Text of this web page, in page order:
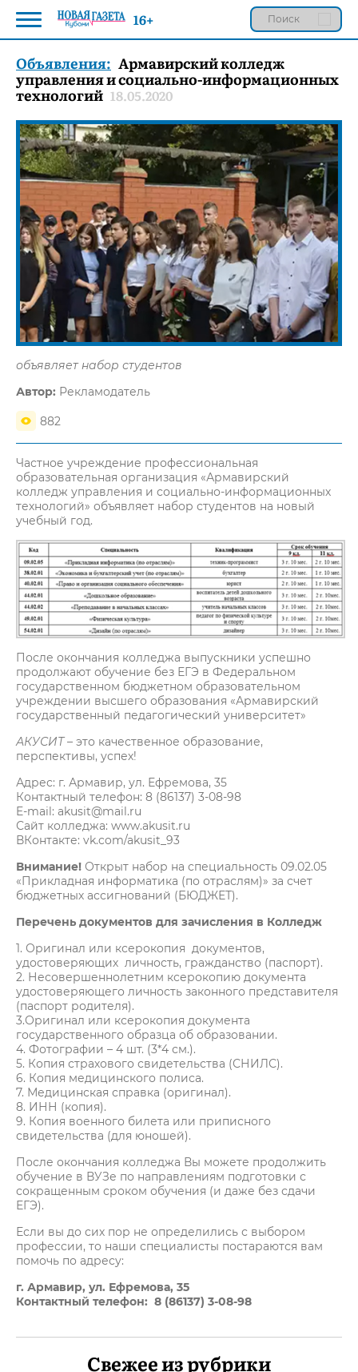
Объявления: Армавирский колледж
управления и социально-информационных
технологий 18.05.2020
объявляет набор студентов
Автор: Рекламодатель
882
Частное учреждение профессиональная
образовательная организация «Армавирский
колледж управления и социально-информационных
технологий» объявляет набор студентов на новый
учебный год.
После окончания колледжа выпускники успешно
продолжают обучение без ЕГЭ в Федеральном
государственном бюджетном образовательном
учреждении высшего образования «Армавирский
государственный педагогический университет»
АКУСИТ– это качественное образование,
перспективы, успех!
Адрес: г. Армавир, ул. Ефремова, 35
Контактный телефон: 8 (86137) 3-08-98
E-mail: akusit@mail.ru
Сайт колледжа: www.akusit.ru
ВКонтакте: vk.com/akusit_93
Внимание! Открыт набор на специальность 09.02.05
«Прикладная информатика (по отраслям)» за счет
бюджетных ассигнований (БЮДЖЕТ).
Перечень документов для зачисления в Колледж
1. Оригинал или ксерокопия документов,
удостоверяющих личность, гражданство (паспорт).
2. Несовершеннолетним ксерокопию документа
удостоверяющего личность законного представителя
(паспорт родителя).
3.Оригинал или ксерокопия документа
государственного образца об образовании.
4. Фотографии – 4 шт. (3*4 см.).
5. Копия страхового свидетельства (СНИЛС).
6. Копия медицинского полиса.
7. Медицинская справка (оригинал).
8. ИНН (копия).
9. Копия военного билета или приписного
свидетельства (для юношей).
После окончания колледжа Вы можете продолжить
обучение в ВУЗе по направлениям подготовки с
сокращенным сроком обучения (и даже без сдачи
ЕГЭ).
Если вы до сих пор не определились с выбором
профессии, то наши специалисты постараются вам
помочь по адресу:
г. Армавир, ул. Ефремова, 35
Контактный телефон: 8 (86137) 3-08-98
Свежее из рубрики
16+